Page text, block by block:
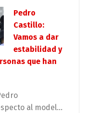
Pedro
Castillo:
Vamos a dar
estabilidad y
que han
al model...